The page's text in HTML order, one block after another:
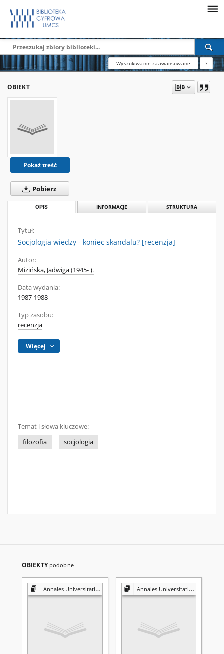
Wyszukiwanie zaawansowane ?
OBIEKT
Pokaż treść
Pobierz
OPIS INFORMACJE STRUKTURA
Tytuł:
Socjologia wiedzy - koniec skandalu? [recenzja]
Autor:
Mizińska, Jadwiga (1945- ).
Data wydania:
1987-1988
Typ zasobu:
recenzja
Więcej
Temat i słowa kluczowe:
filozofia
socjologia
OBIEKTY podobne
Annales Universitatis Mariae Curie-Skłodowska. Sectio I, Philosophia-Sociologia Annales Universitatis Mariae Curie-Skłodowska. Sectio I, Philosophia-Sociologia